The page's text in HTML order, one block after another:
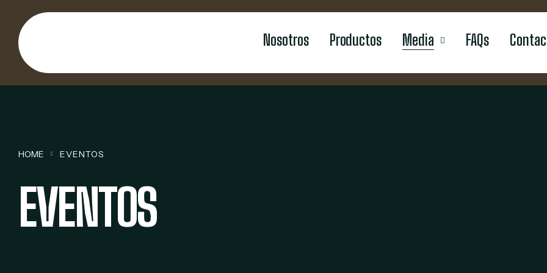
Nosotros Productos Media FAQs
HOME EVENTOS
EVENTOS